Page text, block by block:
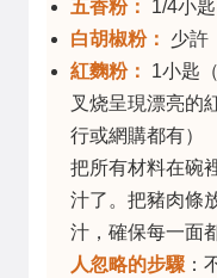
五香粉：
1/4小
白胡椒粉：
少許
紅麴粉：
1小匙
叉烧呈現漂亮的
行或網購都有）
把所有材料在碗
汁了。把豬肉條
汁，確保每一面
人忽略的步驟 ：